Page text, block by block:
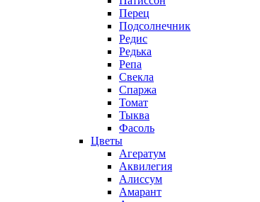
Перец
Подсолнечник
Редис
Редька
Репа
Свекла
Спаржа
Томат
Тыква
Фасоль
Цветы
Агератум
Аквилегия
Алиссум
Амарант